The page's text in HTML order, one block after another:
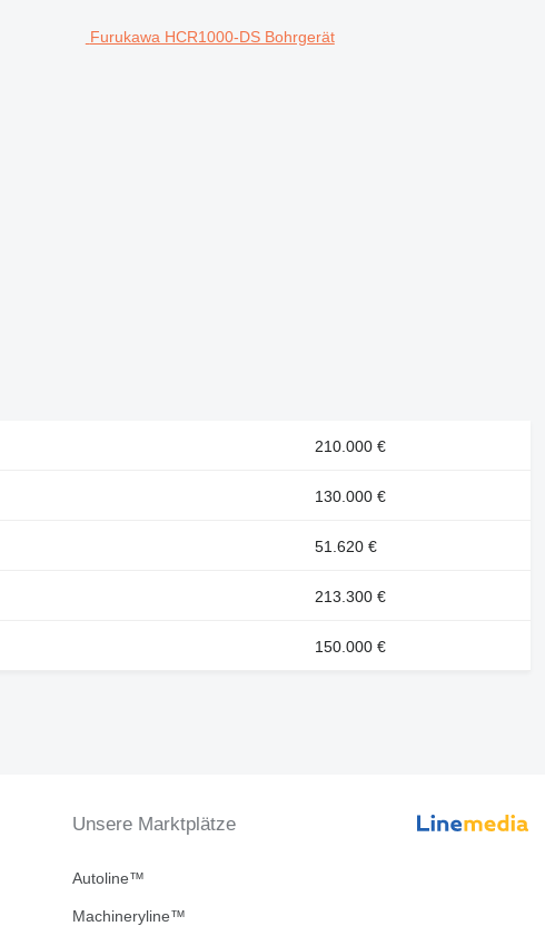
Furukawa HCR1000-DS Bohrgerät
210.000 €
130.000 €
51.620 €
213.300 €
150.000 €
Unsere Marktplätze
Autoline™
Machineryline™